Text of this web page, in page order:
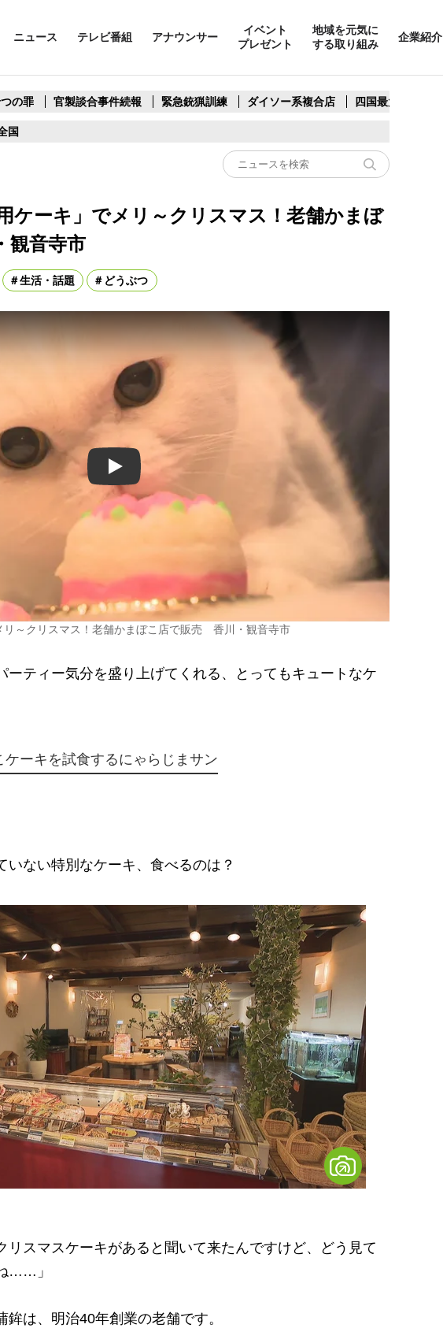
ニュース テレビ番組 アナウンサー
イベント
プレゼント
地域を元気に
する取り組み
企業紹介
の罪 官製談合事件続報 緊急銃猟訓練 ダイソー系複合店 四国最大スリコ
国
ケーキ」でメリ～クリスマス！老舗かまぼ
観音寺市
生活・話題 どうぶつ
Play
リ～クリスマス！老舗かまぼこ店で販売 香川・観音寺市
ーティー気分を盛り上げてくれる、とってもキュートなケ
ケーキを試食するにゃらじまサン
ない特別なケーキ、食べるのは？
リスマスケーキがあると聞いて来たんですけど、どう見て
……」
は、明治40年創業の老舗です。